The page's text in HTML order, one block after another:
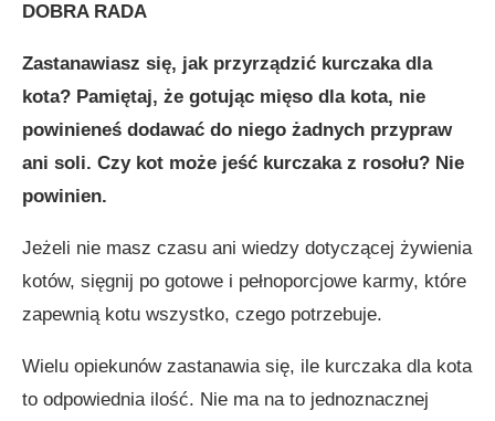
DOBRA RADA
Zastanawiasz się, jak przyrządzić kurczaka dla
kota? Pamiętaj, że gotując mięso dla kota, nie
powinieneś dodawać do niego żadnych przypraw
ani soli. Czy kot może jeść kurczaka z rosołu? Nie
powinien.
Jeżeli nie masz czasu ani wiedzy dotyczącej żywienia
kotów, sięgnij po gotowe i pełnoporcjowe karmy, które
zapewnią kotu wszystko, czego potrzebuje.
Wielu opiekunów zastanawia się, ile kurczaka dla kota
to odpowiednia ilość. Nie ma na to jednoznacznej